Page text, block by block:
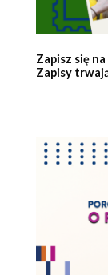
Zapisz się
Zapisy